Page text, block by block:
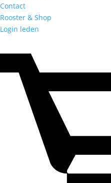
Contact
Rooster & Shop
Login leden